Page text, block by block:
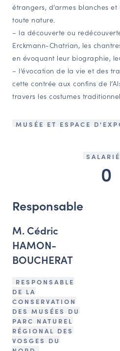
étrangers, d’armes blanches
toute nature.
– la découverte ou
Erckmann-Chatrian, les
en évoquant leur biographie,
– l’évocation de la vie et des
cette contrée aux confins de
travers les costumes
MUSÉE ET ESPACE
0
Responsable
M. Cédric
HAMON-
BOUCHERAT
RESPONSABLE
DE LA
CONSERVATION
DES MUSÉES DU
PARC NATUREL
RÉGIONAL DES
VOSGES DU